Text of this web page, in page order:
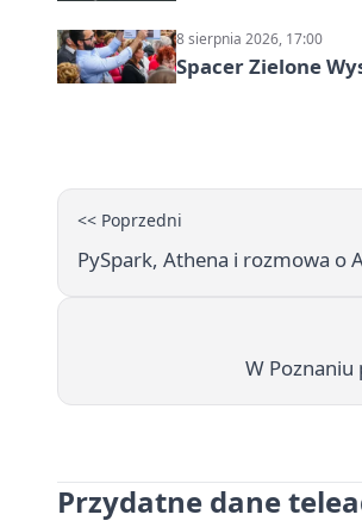
8 sierpnia 2026, 17:00
Spacer Zielone
<< Poprzedni
PySpark, Athena i rozmowa o
W Poznaniu
Przydatne dane